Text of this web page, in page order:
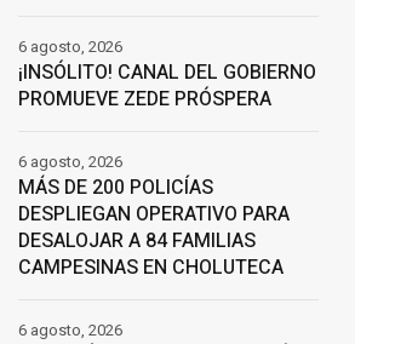
¡INSÓLITO! CANAL DEL GOBIERNO
PROMUEVE ZEDE PRÓSPERA
6 agosto, 2026
MÁS DE 200 POLICÍAS
DESPLIEGAN OPERATIVO PARA
DESALOJAR A 84 FAMILIAS
CAMPESINAS EN CHOLUTECA
6 agosto, 2026
6 agosto, 2026